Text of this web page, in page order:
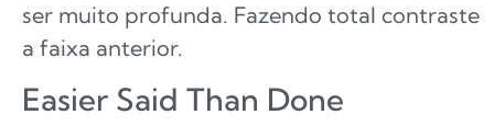
ser muito profunda. Fazendo total contraste
a faixa anterior.
Easier Said Than Done